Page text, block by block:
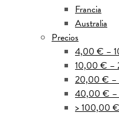
Francia
Australia
Precios
4,00 € –
10,00 € –
20,00 €
40,00 €
> 100,00 €